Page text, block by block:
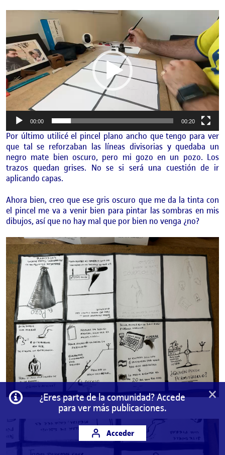
Reproductor
vídeo
00:00 00:20
Por último utilicé el pincel plano ancho que tengo para ver
que tal se reforzaban las líneas divisorias y quedaba un
negro mate bien oscuro, pero mi gozo en un pozo. Los
trazos quedan grises. No se si será una cuestión de ir
aplicando capas.
Ahora bien, creo que ese gris oscuro que me da la tinta con
el pincel me va a venir bien para pintar las sombras en mis
dibujos, así que no hay mal que por bien no venga ¿no?
Información
¿Eres parte de la comunidad? Accede
para ver más publicaciones.
Acceder
×